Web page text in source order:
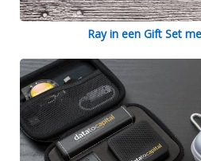
Ray in een Gift Set